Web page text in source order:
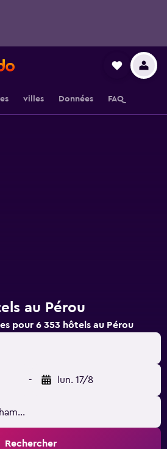
villes Données FAQ
au Pérou
pour 6 353 hôtels au Pérou
- lun. 17/8
Rechercher